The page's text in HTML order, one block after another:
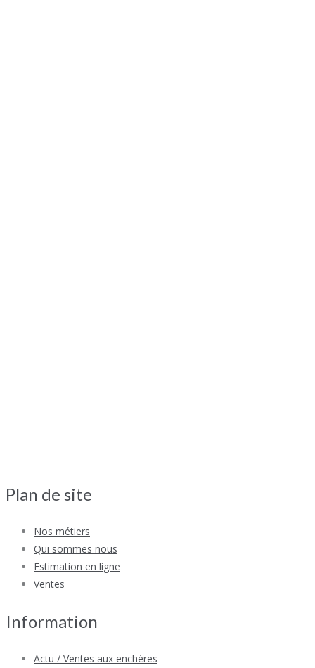
Plan de site
Nos métiers
Qui sommes nous
Estimation en ligne
Ventes
Information
Actu / Ventes aux enchères